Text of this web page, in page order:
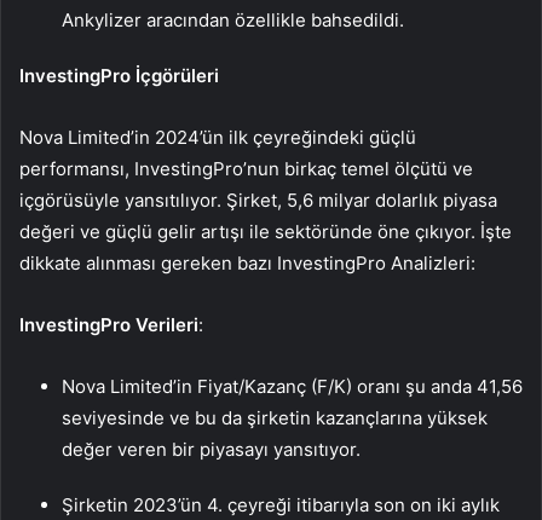
Ankylizer aracından özellikle bahsedildi.
InvestingPro İçgörüleri
Nova Limited’in 2024’ün ilk çeyreğindeki güçlü
performansı, InvestingPro’nun birkaç temel ölçütü ve
içgörüsüyle yansıtılıyor. Şirket, 5,6 milyar dolarlık piyasa
değeri ve güçlü gelir artışı ile sektöründe öne çıkıyor. İşte
dikkate alınması gereken bazı InvestingPro Analizleri:
InvestingPro Verileri:
Nova Limited’in Fiyat/Kazanç (F/K) oranı şu anda 41,56
seviyesinde ve bu da şirketin kazançlarına yüksek
değer veren bir piyasayı yansıtıyor.
Şirketin 2023’ün 4. çeyreği itibarıyla son on iki aylık